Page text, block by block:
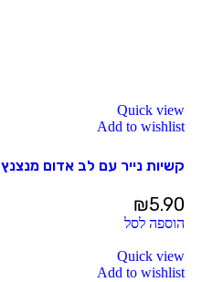
Quick view
Add to wishlist
קשיות נייר עם לב אדום מנצנץ 6 יח’
₪5.90
הוספה לסל
Quick view
Add to wishlist